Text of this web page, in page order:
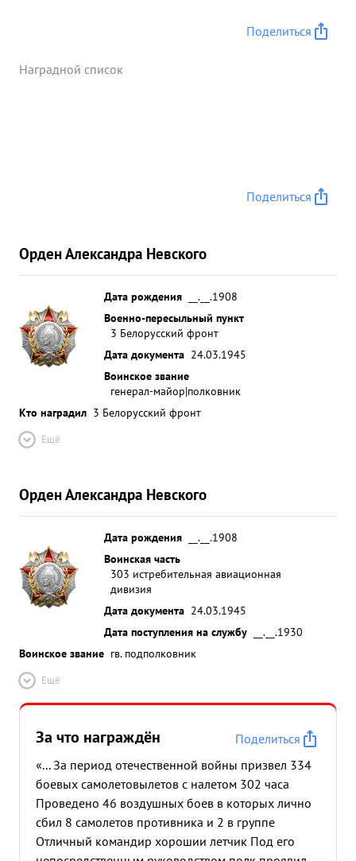
Поделиться
Наградной список
Поделиться
Орден Александра Невского
Дата рождения
__.__.1908
Военно-пересыльный пункт
3 Белорусский фронт
Дата документа 24.03.1945
Воинское звание
генерал-майор|полковник
Кто наградил 3 Белорусский фронт
Ещё
Орден Александра Невского
Дата рождения
__.__.1908
Воинская часть
303 истребительная авиационная
дивизия
Дата документа 24.03.1945
Дата поступления на службу
__.__.1930
Воинское звание гв. подполковник
Ещё
За что награждён
Поделиться
«... За период отечественной войны призвел 334
боевых самолетовылетов с налетом 302 часа
Проведено 46 воздушных боев в которых лично
сбил 8 самолетов противника и 2 в группе
Отличный командир хорошии летчик Под его